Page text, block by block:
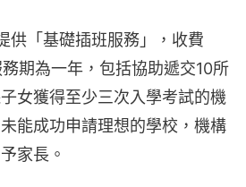
供「基礎插班服務」，收費
期為一年，包括協助遞交10所
女獲得至少三次入學考試的機
能成功申請理想的學校，機構
家長。